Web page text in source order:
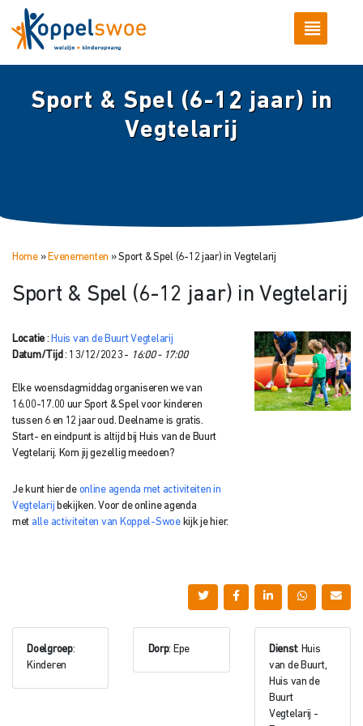
Sport & Spel (6-12 jaar) in
Vegtelarij
Home» Evenementen »Sport & Spel (6-12 jaar) in Vegtelarij
Sport & Spel (6-12 jaar) in Vegtelarij
Locatie : Huis van de Buurt Vegtelarij
Datum/Tijd : 13/12/2023 - 16:00 - 17:00
Elke woensdagmiddag organiseren we van
16.00-17.00 uur Sport & Spel voor kinderen
tussen 6 en 12 jaar oud. Deelname is gratis.
Start- en eindpunt is altijd bij Huis van de Buurt
Vegtelarij. Kom jij gezellig meedoen?
Je kunt hier de online agenda met activiteiten in
Vegtelarij bekijken. Voor de online agenda
met alle activiteiten van Koppel-Swoekijk je hier.
Doelgroep:
Kinderen
Dorp: Epe Dienst: Huis
van de Buurt,
Huis van de
Buurt
Vegtelarij -